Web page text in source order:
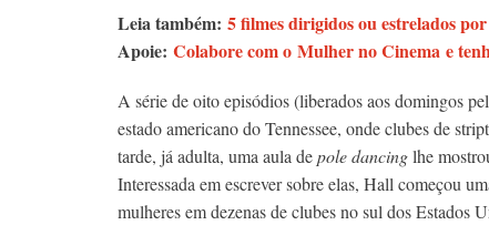
Leia também: 5 filmes dirigidos ou estrelados
Apoie: Colabore com o Mulher no Cinema e
A série de oito episódios (liberados aos domingos
estado americano do Tennessee, onde clubes de
tarde, já adulta, uma aula depole dancinglhe
Interessada em escrever sobre elas, Hall começou
mulheres em dezenas de clubes no sul dos Estados